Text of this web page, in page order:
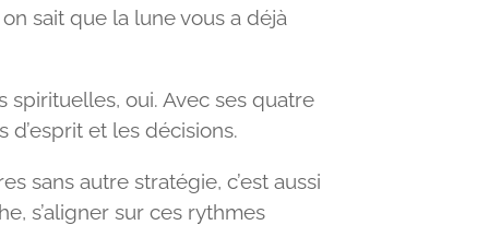
sait que la lune vous a déjà
spirituelles, oui. Avec ses quatre
et les décisions.
sans autre stratégie, c’est aussi
s’aligner sur ces rythmes